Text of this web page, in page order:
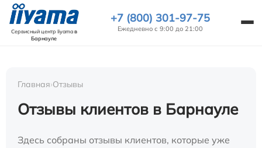
Сервисный центр Iiyamaв
Барнауле
+7 (800) 301-97-75
Ежедневно с 9:00 до 21:00
Главная›Отзывы
Отзывы клиентов в Барнауле
Здесь собраны отзывы клиентов, которые уже